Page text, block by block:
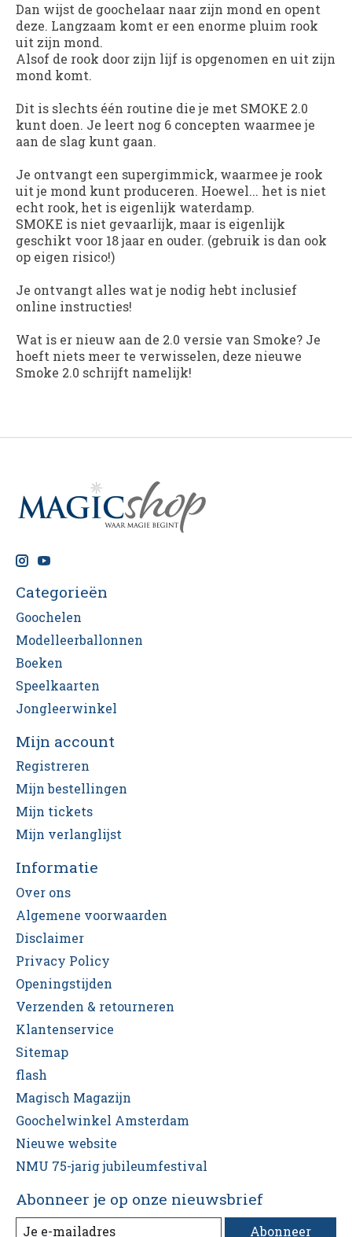
Dan wijst de goochelaar naar zijn mond en opent
deze. Langzaam komt er een enorme pluim rook
uit zijn mond.
Alsof de rook door zijn lijf is opgenomen en uit zijn
mond komt.
Dit is slechts één routine die je met SMOKE 2.0
kunt doen. Je leert nog 6 concepten waarmee je
aan de slag kunt gaan.
Je ontvangt een supergimmick, waarmee je rook
uit je mond kunt produceren. Hoewel... het is niet
echt rook, het is eigenlijk waterdamp.
SMOKE is niet gevaarlijk, maar is eigenlijk
geschikt voor 18 jaar en ouder. (gebruik is dan ook
op eigen risico!)
Je ontvangt alles wat je nodig hebt inclusief
online instructies!
Wat is er nieuw aan de 2.0 versie van Smoke? Je
hoeft niets meer te verwisselen, deze nieuwe
Smoke 2.0 schrijft namelijk!
Categorieën
Goochelen
Modelleerballonnen
Boeken
Speelkaarten
Jongleerwinkel
Mijn account
Registreren
Mijn bestellingen
Mijn tickets
Mijn verlanglijst
Informatie
Over ons
Algemene voorwaarden
Disclaimer
Privacy Policy
Openingstijden
Verzenden & retourneren
Klantenservice
Sitemap
flash
Magisch Magazijn
Goochelwinkel Amsterdam
Nieuwe website
NMU 75-jarig jubileumfestival
Abonneer je op onze nieuwsbrief
Abonneer